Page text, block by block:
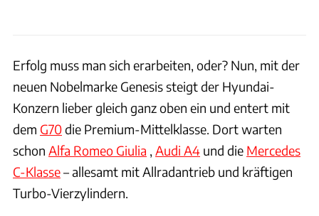
Erfolg muss man sich erarbeiten, oder? Nun, mit der
neuen Nobelmarke Genesis steigt der Hyundai-
Konzern lieber gleich ganz oben ein und entert mit
dem G70die Premium-Mittelklasse. Dort warten
schon Alfa Romeo Giulia , Audi A4 und die Mercedes
C-Klasse– allesamt mit Allradantrieb und kräftigen
Turbo-Vierzylindern.